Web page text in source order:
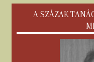
A SZÁZAK